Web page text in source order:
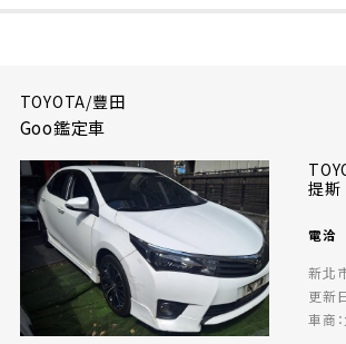
TOYOTA/豐田
Goo鑑定車
提
電洽
新北
更新
車商